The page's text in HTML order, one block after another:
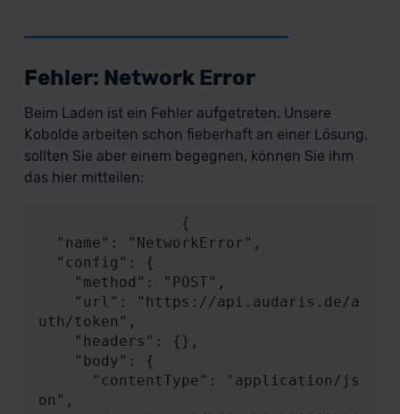
Fehler: Network Error
Beim Laden ist ein Fehler aufgetreten. Unsere
Kobolde arbeiten schon fieberhaft an einer Lösung,
sollten Sie aber einem begegnen, können Sie ihm
das hier mitteilen:
uth/token",
on",